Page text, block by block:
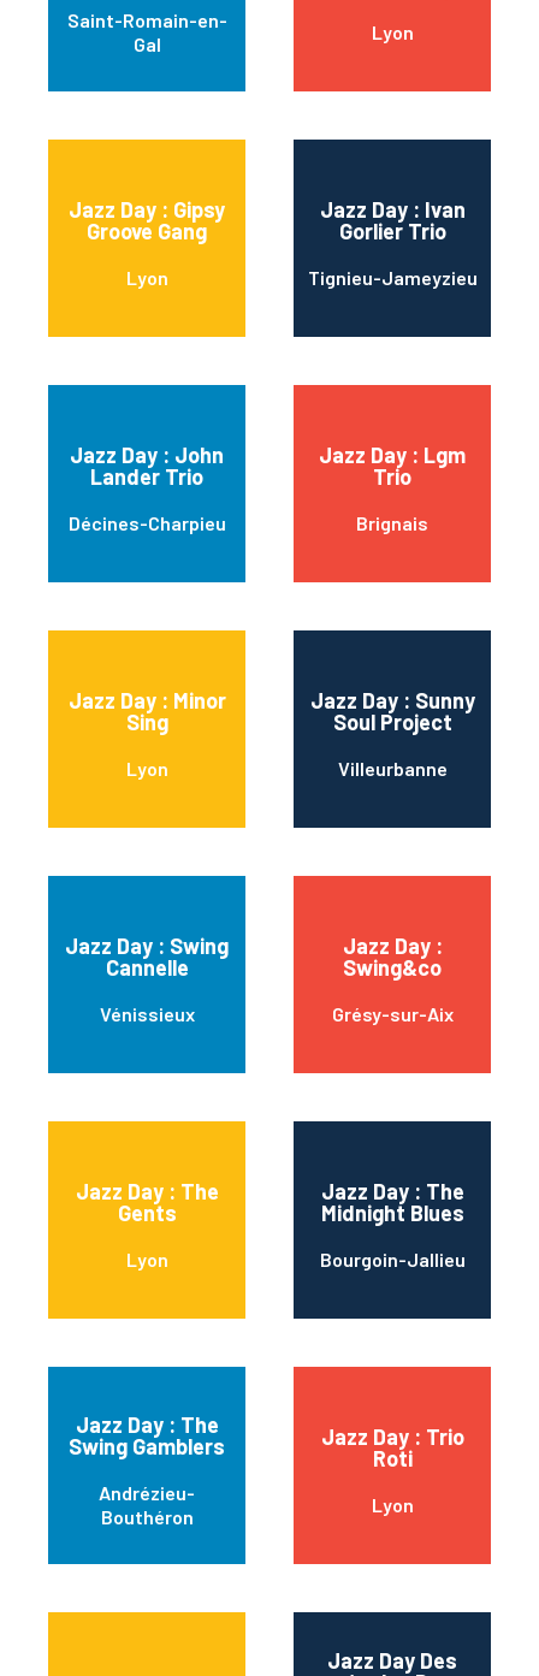
Saint-Romain-en-
Gal
Lyon
Jazz Day : Gipsy
Groove Gang
Lyon
Jazz Day : Ivan
Gorlier Trio
Tignieu-Jameyzieu
Jazz Day : John
Lander Trio
Décines-Charpieu
Jazz Day : Lgm
Trio
Brignais
Jazz Day : Minor
Sing
Lyon
Jazz Day : Sunny
Soul Project
Villeurbanne
Jazz Day : Swing
Cannelle
Vénissieux
Jazz Day :
Swing&co
Grésy-sur-Aix
Jazz Day : The
Gents
Lyon
Jazz Day : The
Midnight Blues
Bourgoin-Jallieu
Jazz Day : The
Swing Gamblers
Andrézieu-
Bouthéron
Jazz Day : Trio
Roti
Lyon
Jazz Day Des